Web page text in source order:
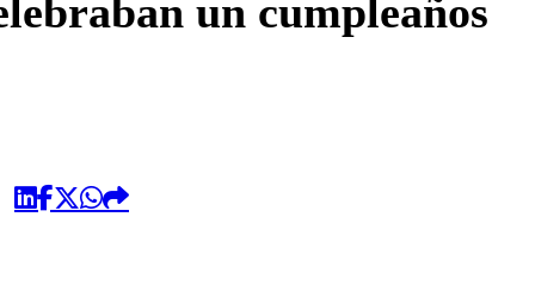
un cumpleaños